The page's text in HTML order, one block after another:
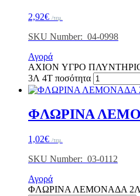
2,92€ /τεμ.
SKU Number: 04-0998
Αγορά
AXION ΥΓΡΟ
3Λ 4Τ ποσότητα
ΦΛΩΡΙΝΑ
1,02€ /τεμ.
SKU Number: 03-0112
Αγορά
ΦΛΩΡΙΝΑ ΛΕΜΟΝΑΔΑ 2Λ